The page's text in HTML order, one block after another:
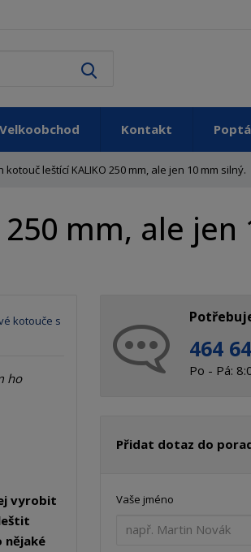
h
d
e
e
Velkoobchod Kontakt
leštící KALIKO 250 mm, ale jen 10 mm silný.
mm, ale jen
kotouče s
ho
vyrobit
nějaké
464
Po - Pá:
Přidat dotaz do
Vaše jméno